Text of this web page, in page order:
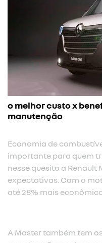
o melhor custo x
manutenção
Economia de
importante para quem
nesse quesito a Renault
expectativas. Com o
até 28% mais
A Master também tem